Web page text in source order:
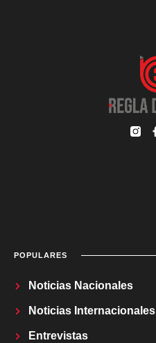
POPULARES
Noticias Nacionales
Noticias Internacionales
Entrevistas